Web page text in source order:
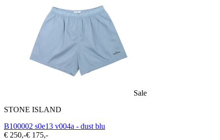
Sale
STONE ISLAND
B100002 s0e13 v004a - dust blu
€ 250,-€ 175,-